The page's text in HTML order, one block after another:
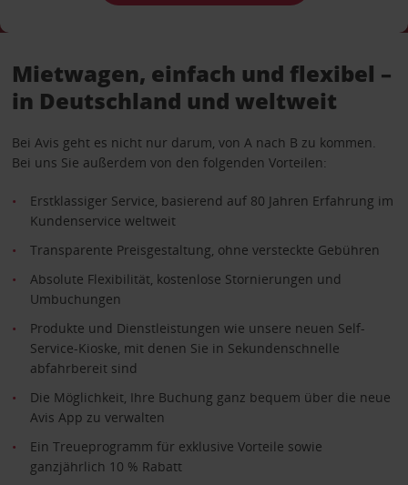
Mietwagen, einfach und flexibel –
in Deutschland und weltweit
Bei Avis geht es nicht nur darum, von A nach B zu kommen.
Bei uns Sie außerdem von den folgenden Vorteilen:
Erstklassiger Service, basierend auf 80 Jahren Erfahrung im
Kundenservice weltweit
Transparente Preisgestaltung, ohne versteckte Gebühren
Absolute Flexibilität, kostenlose Stornierungen und
Umbuchungen
Produkte und Dienstleistungen wie unsere neuen Self-
Service-Kioske, mit denen Sie in Sekundenschnelle
abfahrbereit sind
Die Möglichkeit, Ihre Buchung ganz bequem über die neue
Avis App zu verwalten
Ein Treueprogramm für exklusive Vorteile sowie
ganzjährlich 10 % Rabatt